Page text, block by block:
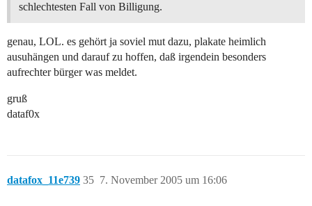
schlechtesten Fall von Billigung.
genau, LOL. es gehört ja soviel mut dazu, plakate heimlich
ausuhängen und darauf zu hoffen, daß irgendein besonders
aufrechter bürger was meldet.
gruß
dataf0x
datafox_11e739 7. November 2005 um 16:06
35